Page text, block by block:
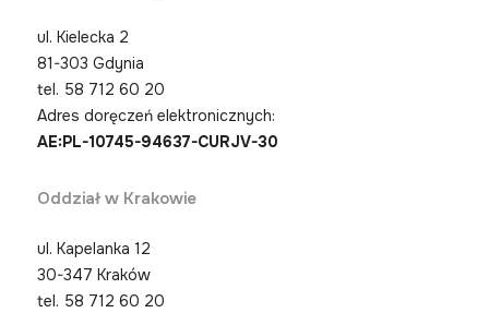
ul. Kielecka 2
81-303 Gdynia
tel. 58 712 60 20
Adres doręczeń elektronicznych:
AE:PL-10745-94637-CURJV-30
Oddział w Krakowie
ul. Kapelanka 12
30-347 Kraków
tel. 58 712 60 20